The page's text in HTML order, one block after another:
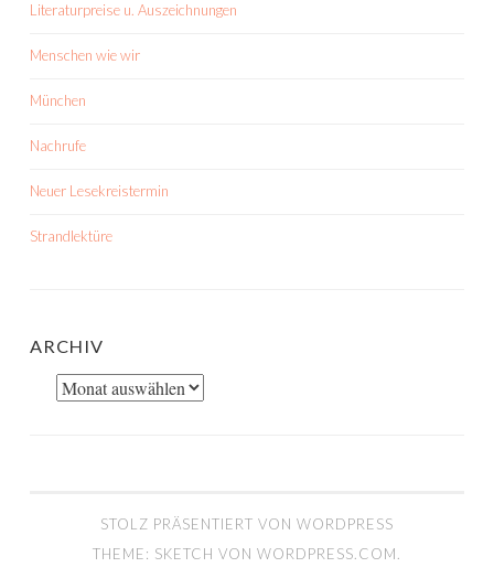
Literaturpreise u. Auszeichnungen
Menschen wie wir
München
Nachrufe
Neuer Lesekreistermin
Strandlektüre
ARCHIV
Archiv
STOLZ PRÄSENTIERT VON WORDPRESS
THEME: SKETCH VON WORDPRESS.COM